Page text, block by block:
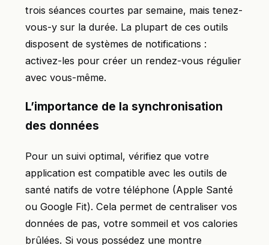
trois séances courtes par semaine, mais tenez-
vous-y sur la durée. La plupart de ces outils
disposent de systèmes de notifications :
activez-les pour créer un rendez-vous régulier
avec vous-même.
L’importance de la synchronisation
des données
Pour un suivi optimal, vérifiez que votre
application est compatible avec les outils de
santé natifs de votre téléphone (Apple Santé
ou Google Fit). Cela permet de centraliser vos
données de pas, votre sommeil et vos calories
brûlées. Si vous possédez une montre